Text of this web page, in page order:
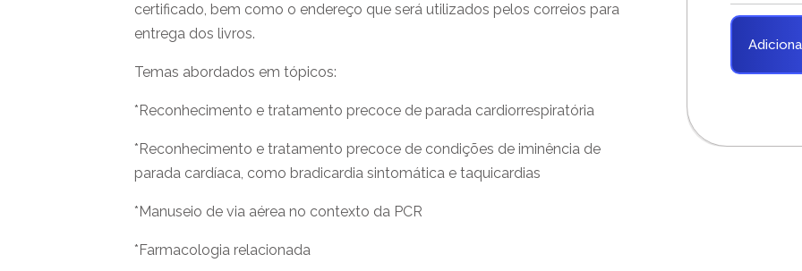
certificado, bem como o endereço que será utilizados pelos correios para
entrega dos livros.
Temas abordados em tópicos:
*Reconhecimento e tratamento precoce de parada cardiorrespiratória
*Reconhecimento e tratamento precoce de condições de iminência de
parada cardíaca, como bradicardia sintomática e taquicardias
*Manuseio de via aérea no contexto da PCR
*Farmacologia relacionada
R$